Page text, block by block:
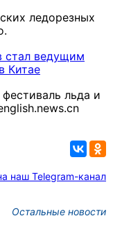
ледорезных
стал ведущим
Китае
льда и
наш Telegram-канал
Остальные новости